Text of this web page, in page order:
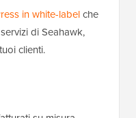
in white-labelche
di Seahawk,
clienti.